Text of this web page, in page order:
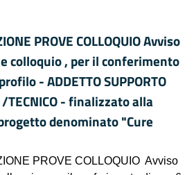
PROVE COLLOQUIO Avviso
colloquio , per il conferimento
- ADDETTO SUPPORTO
/TECNICO - finalizzato alla
denominato "Cure
PROVE COLLOQUIO Avviso